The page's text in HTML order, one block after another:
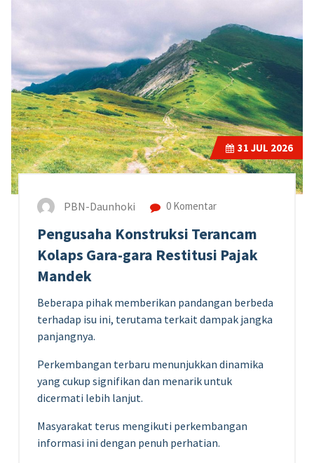
31 JUL 2026
PBN-Daunhoki 0 Komentar
Pengusaha Konstruksi Terancam
Kolaps Gara-gara Restitusi Pajak
Mandek
Beberapa pihak memberikan pandangan berbeda
terhadap isu ini, terutama terkait dampak jangka
panjangnya.
Perkembangan terbaru menunjukkan dinamika
yang cukup signifikan dan menarik untuk
dicermati lebih lanjut.
Masyarakat terus mengikuti perkembangan
informasi ini dengan penuh perhatian.